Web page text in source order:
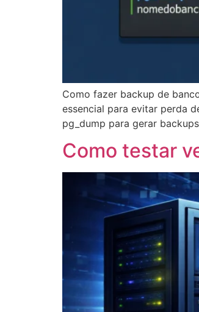
Como fazer backup de
essencial para evitar perda
pg_dump para gerar
Como testar